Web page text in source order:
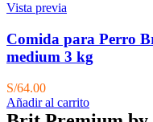
Vista previa
Comida para Perro
medium 3 kg
S/64.00
Añadir al carrito